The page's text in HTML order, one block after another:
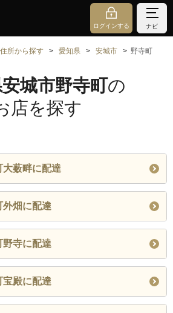
ログインする ナビ
住所から探す 愛知県 安城市 野寺町
城市野寺町の
店を探す
薮畔に配達
畑に配達
寺に配達
殿に配達